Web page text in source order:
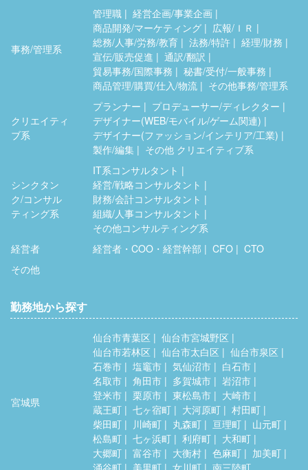
事務/管理系
管理職
経営企画/事業企画
商品開発/マーケティング
広報/ＩＲ
総務/人事/労務/教育
法務/特許
経理/財務
宣伝/販売促進
通訳/翻訳
貿易事務/国際事務
秘書/受付/一般事務
商品管理/購買/仕入/物流
その他事務/管理系
クリエイティ
ブ系
プランナー
プロデューサー/ディレクター
デザイナー(WEB/モバイル/ゲーム関連)
デザイナー(ファッション/インテリア/工業)
製作/編集
その他 クリエイティブ系
シンクタン
ク/コンサル
ティング系
IT系コンサルタント
経営/戦略コンサルタント
財務/会計コンサルタント
組織/人事コンサルタント
その他コンサルティング系
経営者
経営者・COO・経営幹部 CFO
CTO
その他
勤務地から探す
宮城県
仙台市青葉区
仙台市宮城野区
仙台市若林区
仙台市太白区
仙台市泉区
石巻市
塩竈市 気仙沼市
白石市
名取市
角田市 多賀城市
岩沼市
登米市
栗原市 東松島市
大崎市
蔵王町
七ヶ宿町 大河原町
村田町
柴田町
川崎町 丸森町 亘理町
山元町
松島町
七ヶ浜町 利府町
大和町
大郷町
富谷市 大衡村 色麻町
加美町
涌谷町
美里町 女川町 南三陸町